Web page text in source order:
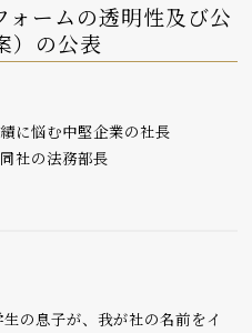
ォームの透明性及び公
）の公表
に悩む中堅企業の社長
社の法務部長
の息子が、我が社の名前をイ